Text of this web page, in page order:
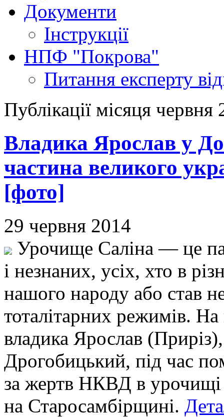
Документи
Інструкції
НПФ "Покрова"
Питання експерту
Публікації місяця червня
Владика Ярослав у
частина великого
[фото]
29 червня 2014
Урочище Саліна — це
і незнаних, усіх, хто в
нашого народу або став
тоталітарних режимів.
владика Ярослав
Дрогобицький, під час
за жертв НКВД в
на Старосамбірщині.